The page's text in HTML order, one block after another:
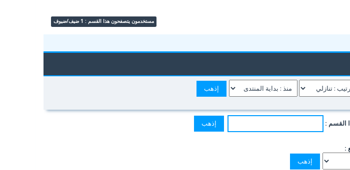
مستخدمون يتصفحون هذا القسم : 1 ضيف/ضيوف
القسم :
: